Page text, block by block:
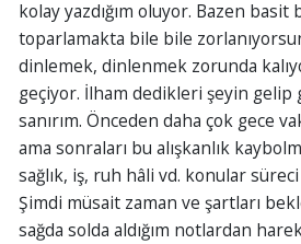
kolay yazdığım oluyor. Bazen basit
toparlamakta bile bile
dinlemek, dinlenmek zorunda
geçiyor. İlham dedikleri şeyin gelip
sanırım. Önceden daha çok gece
ama sonraları bu alışkanlık
sağlık, iş, ruh hâli vd. konular
Şimdi müsait zaman ve şartları
sağda solda aldığım notlardan